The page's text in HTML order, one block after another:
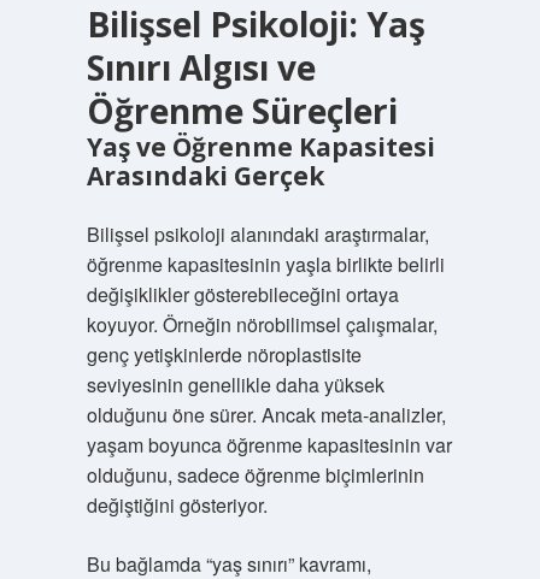
Bilişsel Psikoloji: Yaş
Sınırı Algısı ve
Öğrenme Süreçleri
Yaş ve Öğrenme Kapasitesi
Arasındaki Gerçek
Bilişsel psikoloji alanındaki araştırmalar,
öğrenme kapasitesinin yaşla birlikte belirli
değişiklikler gösterebileceğini ortaya
koyuyor. Örneğin nörobilimsel çalışmalar,
genç yetişkinlerde nöroplastisite
seviyesinin genellikle daha yüksek
olduğunu öne sürer. Ancak meta-analizler,
yaşam boyunca öğrenme kapasitesinin var
olduğunu, sadece öğrenme biçimlerinin
değiştiğini gösteriyor.
Bu bağlamda “yaş sınırı” kavramı,